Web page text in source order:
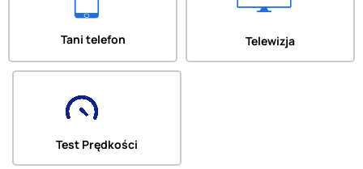
Tani telefon Telewizja
Test Prędkości